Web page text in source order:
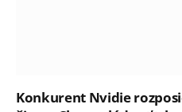
Konkurent Nvidie